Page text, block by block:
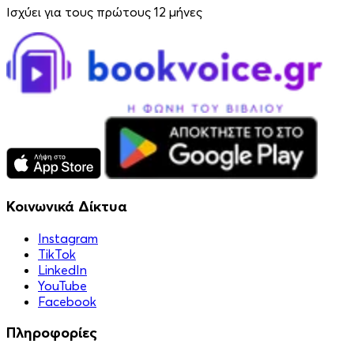
Ισχύει για τους πρώτους 12 μήνες
Κοινωνικά Δίκτυα
Instagram
TikTok
LinkedIn
YouTube
Facebook
Πληροφορίες